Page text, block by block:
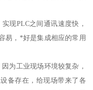
现PLC之间通讯速度快，
易，*好是集成相应的常用
为工业现场环境较复杂，
备存在，给现场带来了各